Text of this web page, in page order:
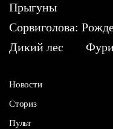
Прыгуны
Сорвиголова:
Дикий лес
Новости
Сториз
Пульт